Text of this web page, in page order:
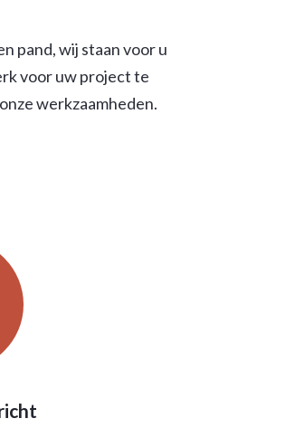
pand, wij staan voor u
voor uw project te
werkzaamheden.